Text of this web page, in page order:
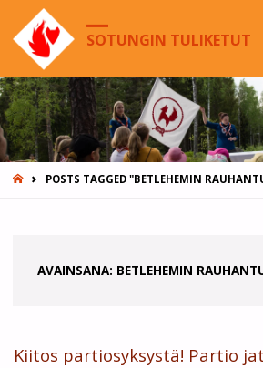
SOTUNGIN TULIKETUT
HOMEPOSTS TAGGED "BETLEHEMIN
AVAINSANA: BETLEHEMIN
Kiitos partiosyksystä! Partio